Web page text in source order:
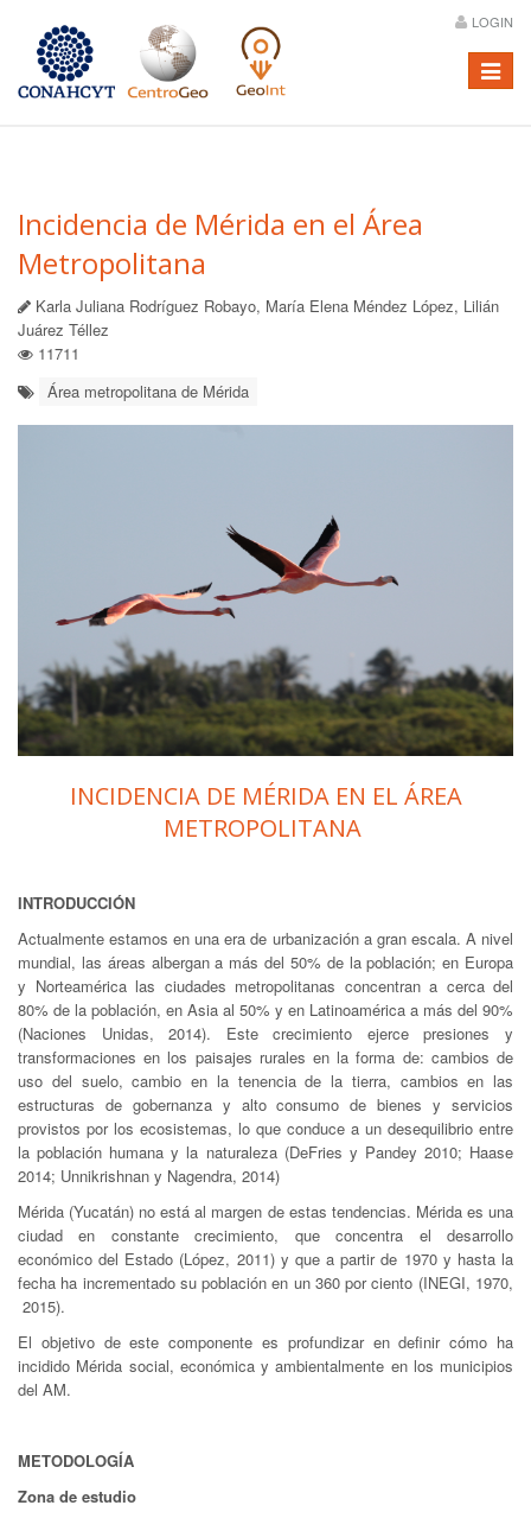
LOGIN
Menú
Incidencia de Mérida en el Área
Metropolitana
Karla Juliana Rodríguez Robayo, María Elena Méndez López, Lilián
Juárez Téllez
11711
Área metropolitana de Mérida
INCIDENCIA DE MÉRIDA EN EL ÁREA
METROPOLITANA
INTRODUCCIÓN
Actualmente estamos en una era de urbanización a gran escala. A nivel
mundial, las áreas albergan a más del 50% de la población; en Europa
y Norteamérica las ciudades metropolitanas concentran a cerca del
80% de la población, en Asia al 50% y en Latinoamérica a más del 90%
(Naciones Unidas, 2014). Este crecimiento ejerce presiones y
transformaciones en los paisajes rurales en la forma de: cambios de
uso del suelo, cambio en la tenencia de la tierra, cambios en las
estructuras de gobernanza y alto consumo de bienes y servicios
provistos por los ecosistemas, lo que conduce a un desequilibrio entre
la población humana y la naturaleza (DeFries y Pandey 2010; Haase
2014; Unnikrishnan y Nagendra, 2014)
Mérida (Yucatán) no está al margen de estas tendencias. Mérida es una
ciudad en constante crecimiento, que concentra el desarrollo
económico del Estado (López, 2011) y que a partir de 1970 y hasta la
fecha ha incrementado su población en un 360 por ciento (INEGI, 1970,
2015).
El objetivo de este componente es profundizar en definir cómo ha
incidido Mérida social, económica y ambientalmente en los municipios
del AM.
METODOLOGÍA
Zona de estudio